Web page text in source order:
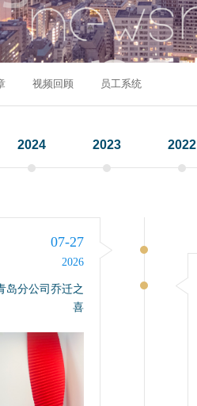
视频回顾 员工系统
2024 2023 2022
07-27
2026
分公司乔迁之
喜